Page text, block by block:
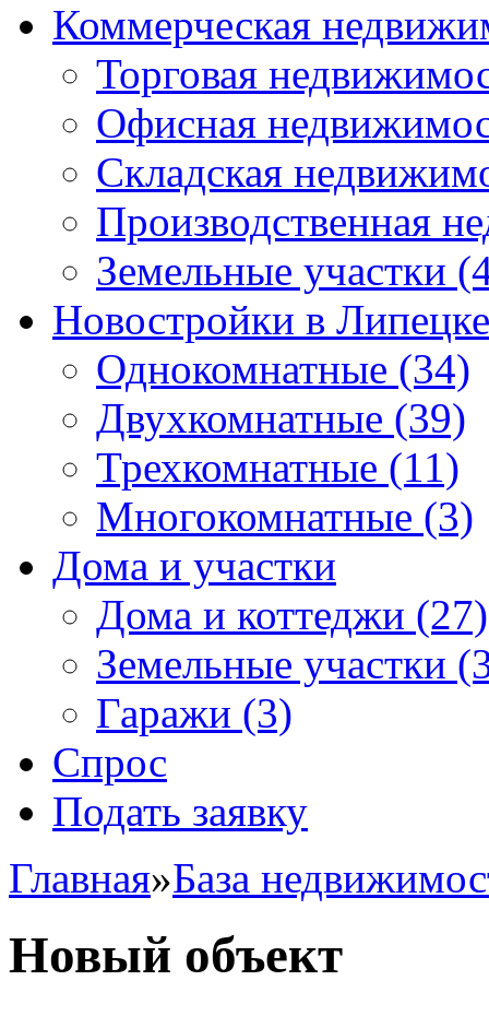
Коммерческая
Торговая
Офисная
Складская
Производственная
Земельные участки
Новостройки в Липецке
Однокомнатные (34)
Двухкомнатные (39)
Трехкомнатные (11)
Многокомнатные (3)
Дома и участки
Дома и коттеджи (27)
Земельные участки
Гаражи (3)
Спрос
Подать заявку
Главная»База
Новый объект